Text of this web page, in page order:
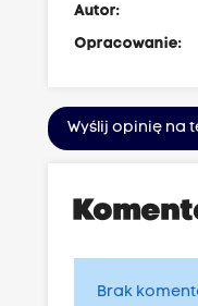
Autor:
Opracowanie:
Wyślij opinię na
Brak